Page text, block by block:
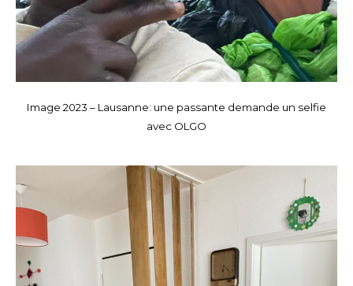
Image 2023 – Lausanne: une passante demande un selfie
avec OLGO